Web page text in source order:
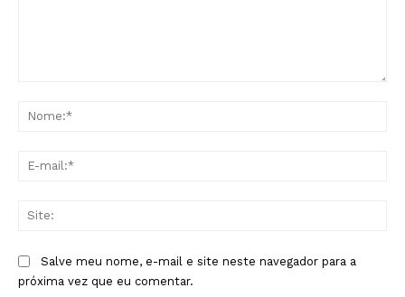
Salve meu nome, e-mail e site neste navegador para a
próxima vez que eu comentar.